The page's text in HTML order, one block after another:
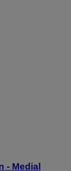
- Medial